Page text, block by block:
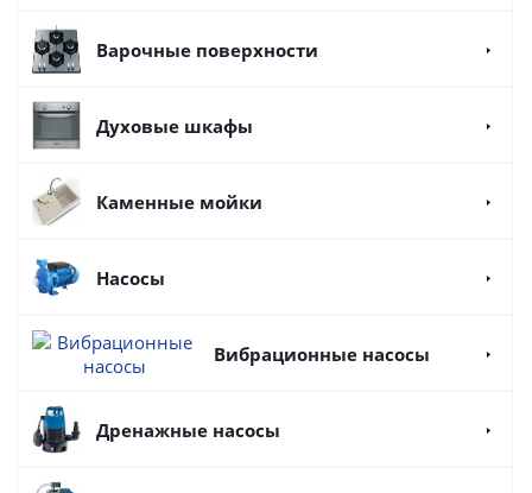
Варочные поверхности
Духовые шкафы
Каменные мойки
Насосы
Вибрационные насосы
Дренажные насосы